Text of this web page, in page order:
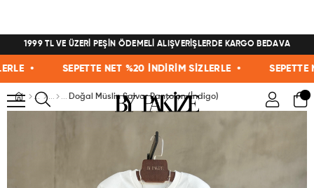
1999 TL VE ÜZERİ PEŞİN ÖDEMELİ ALIŞVERİŞLERDE KARGO BEDAVA
• SEPETTE NET %20 İNDİRİM SİZLERLE • SEPETTE
Doğal Müslin Şalvar Pantolon (İndigo)